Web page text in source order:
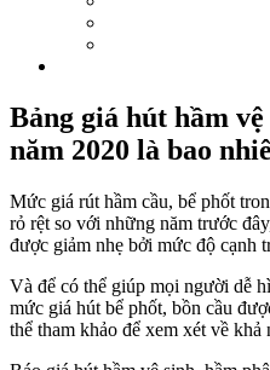
Bảng giá hút hầm
năm 2020 là bao
Mức giá rút hầm cầu, bể phốt
rỏ rệt so với những năm trước
được giảm nhẹ bởi mức độ cạnh
Và để có thể giúp mọi người dễ
mức giá hút bể phốt, bồn cầu
thể tham khảo để xem xét về khả